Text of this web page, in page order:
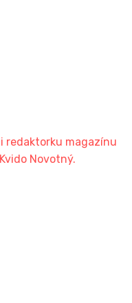
redaktorku magazínu
Novotný.